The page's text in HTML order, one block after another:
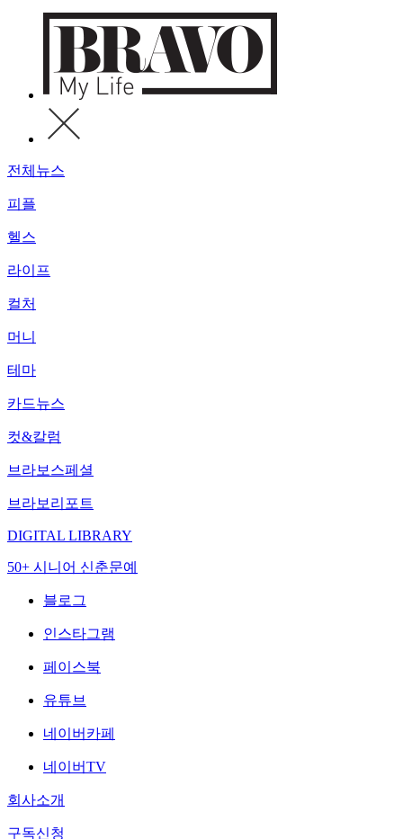
전체뉴스
피플
헬스
라이프
컬처
머니
테마
카드뉴스
컷&칼럼
브라보스페셜
브라보리포트
DIGITAL LIBRARY
50+ 시니어 신춘문예
블로그
인스타그램
페이스북
유튜브
네이버카페
네이버TV
회사소개
구독신청